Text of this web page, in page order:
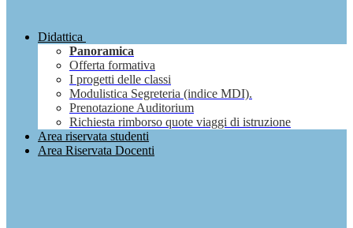
Didattica
Panoramica
Offerta formativa
I progetti delle classi
Modulistica Segreteria (indice MDI).
Prenotazione Auditorium
Richiesta rimborso quote viaggi di istruzione
Area riservata studenti
Area Riservata Docenti